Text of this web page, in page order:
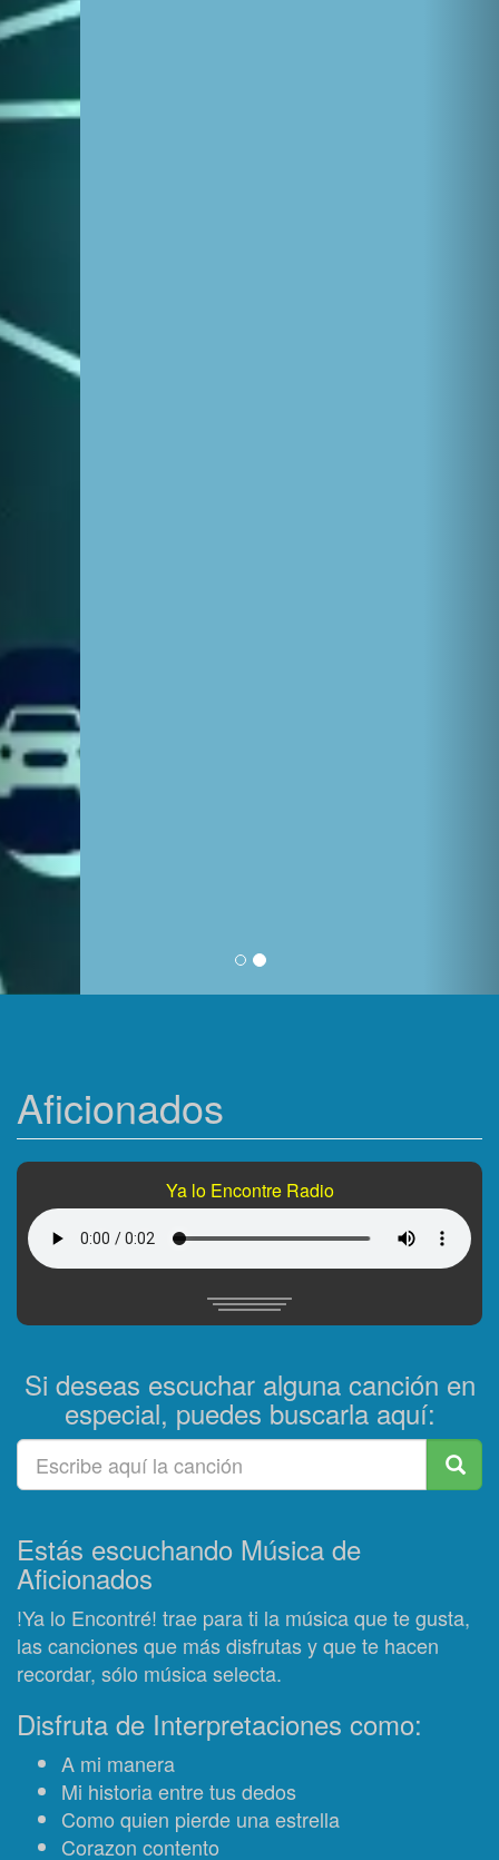
Aficionados
Ya lo Encontre Radio
Si deseas escuchar alguna canción en
especial, puedes buscarla aquí:
Estás escuchando Música de
Aficionados
!Ya lo Encontré! trae para ti la música que te gusta,
las canciones que más disfrutas y que te hacen
recordar, sólo música selecta.
Disfruta de Interpretaciones como:
A mi manera
Mi historia entre tus dedos
Como quien pierde una estrella
Corazon contento